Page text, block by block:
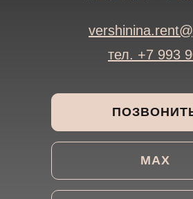
MAX
тел. +7 993